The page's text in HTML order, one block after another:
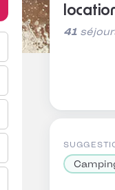
41